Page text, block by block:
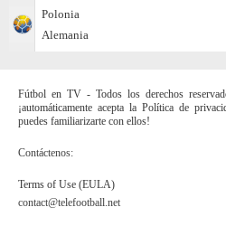
Polonia
Alemania
Fútbol en TV - Todos los derechos
¡automáticamente acepta la Política de
puedes familiarizarte con ellos!
Contáctenos:
Terms of Use (EULA)
contact@telefootball.net